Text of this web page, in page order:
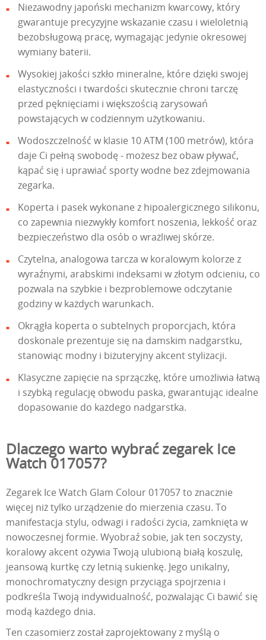
Niezawodny japoński mechanizm kwarcowy, który
gwarantuje precyzyjne wskazanie czasu i wieloletnią
bezobsługową pracę, wymagając jedynie okresowej
wymiany baterii.
Wysokiej jakości szkło mineralne, które dzięki swojej
elastyczności i twardości skutecznie chroni tarczę
przed pęknięciami i większością zarysowań
powstających w codziennym użytkowaniu.
Wodoszczelność w klasie 10 ATM (100 metrów), która
daje Ci pełną swobodę - możesz bez obaw pływać,
kąpać się i uprawiać sporty wodne bez zdejmowania
zegarka.
Koperta i pasek wykonane z hipoalergicznego silikonu,
co zapewnia niezwykły komfort noszenia, lekkość oraz
bezpieczeństwo dla osób o wrażliwej skórze.
Czytelna, analogowa tarcza w koralowym kolorze z
wyraźnymi, arabskimi indeksami w złotym odcieniu, co
pozwala na szybkie i bezproblemowe odczytanie
godziny w każdych warunkach.
Okrągła koperta o subtelnych proporcjach, która
doskonale prezentuje się na damskim nadgarstku,
stanowiąc modny i biżuteryjny akcent stylizacji.
Klasyczne zapięcie na sprzączkę, które umożliwia łatwą
i szybką regulację obwodu paska, gwarantując idealne
dopasowanie do każdego nadgarstka.
Dlaczego warto wybrać zegarek Ice
Watch 017057?
Zegarek Ice Watch Glam Colour 017057 to znacznie
więcej niż tylko urządzenie do mierzenia czasu. To
manifestacja stylu, odwagi i radości życia, zamknięta w
nowoczesnej formie. Wyobraź sobie, jak ten soczysty,
koralowy akcent ożywia Twoją ulubioną białą koszulę,
jeansową kurtkę czy letnią sukienkę. Jego unikalny,
monochromatyczny design przyciąga spojrzenia i
podkreśla Twoją indywidualność, pozwalając Ci bawić się
modą każdego dnia.
Ten czasomierz został zaprojektowany z myślą o